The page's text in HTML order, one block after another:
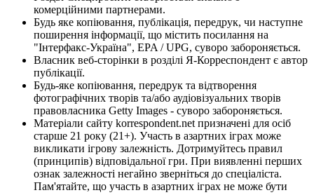
комерційними партнерами.
Будь яке копіювання, публікація, передрук, чи наступне
поширення інформації, що містить посилання на
"Інтерфакс-Україна", EPA / UPG, суворо забороняється.
Власник веб-сторінки в розділі Я-Корреспондент є автор
публікації.
Будь-яке копіювання, передрук та відтворення
фотографічних творів та/або аудіовізуальних творів
правовласника Getty Images - суворо забороняється.
Матеріали сайту korrespondent.net призначені для осіб
старше 21 року (21+). Участь в азартних іграх може
викликати ігрову залежність. Дотримуйтесь правил
(принципів) відповідальної гри. При виявленні перших
ознак залежності негайно зверніться до спеціаліста.
Пам'ятайте, що участь в азартних іграх не може бути